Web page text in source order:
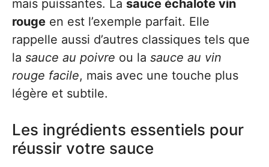
mais puissantes. La sauce échalote vin
rouge en est l’exemple parfait. Elle
rappelle aussi d’autres classiques tels que
la sauce au poivre ou la sauce au vin
rouge facile, mais avec une touche plus
légère et subtile.
Les ingrédients essentiels pour
réussir votre sauce